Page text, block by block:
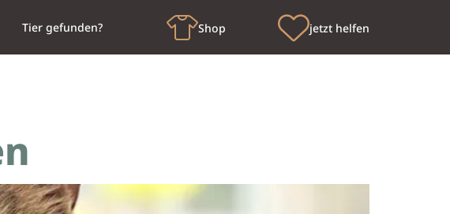
Tier gefunden? Shop jetzt helfen